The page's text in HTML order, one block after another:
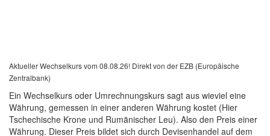
Aktueller Wechselkurs vom 08.08.26! Direkt von der EZB (Europäische
Zentralbank)
Ein Wechselkurs oder Umrechnungskurs sagt aus wieviel eine
Währung, gemessen in einer anderen Währung kostet (Hier
Tschechische Krone und Rumänischer Leu). Also den Preis einer
Währung. Dieser Preis bildet sich durch Devisenhandel auf dem